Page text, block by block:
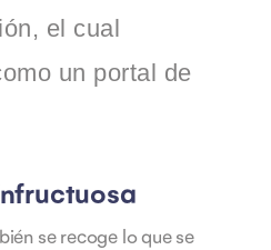
el cual
un portal de
se recoge lo que se